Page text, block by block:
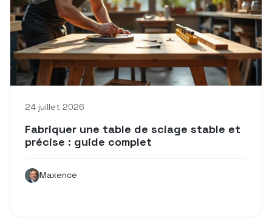
24 juillet 2026
Fabriquer une table de sciage stable et
précise : guide complet
Maxence